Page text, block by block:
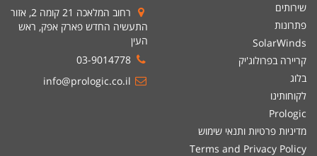
שירותים
פתרונות
SolarWinds
קריירה בפרולוג'יק
בלוג
לקוחותינו
Prologic
מדיניות פרטיות ותנאי שימוש
Terms and Privacy Policy
רחוב המלאכה 21 קומה 2, אזור
התעשיה החדש פארק אפק, ראש
העין
03-9014778
info@prologic.co.il